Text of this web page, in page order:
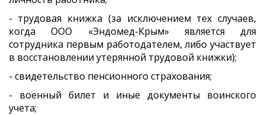
- трудовая книжка (за исключением тех случаев,
когда ООО «Эндомед-Крым» является для
сотрудника первым работодателем, либо участвует
в восстановлении утерянной трудовой книжки);
- свидетельство пенсионного страхования;
- военный билет и иные документы воинского
учета;